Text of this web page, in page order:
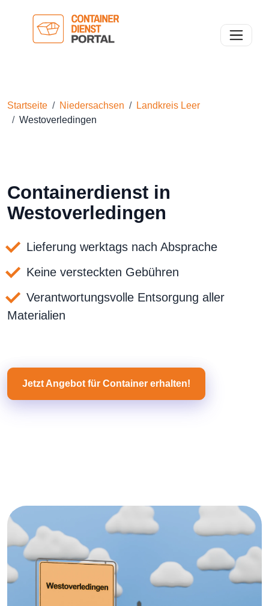
Toggle
Startseite Niedersachsen
Landkreis Leer
Westoverledingen
Containerdienst in
Westoverledingen
Lieferung werktags nach Absprache
Keine versteckten Gebühren
Verantwortungsvolle Entsorgung aller
Materialien
Jetzt Angebot für Container erhalten!